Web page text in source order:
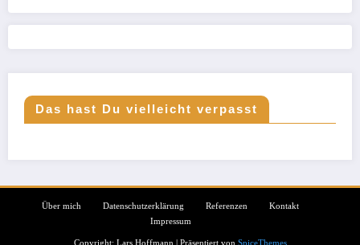
Das hast Du vielleicht verpasst
Über mich Datenschutzerklärung Referenzen
Kontakt
Impressum
Copyright: Lars Hoffmann | Präsentiert von SpiceThemes